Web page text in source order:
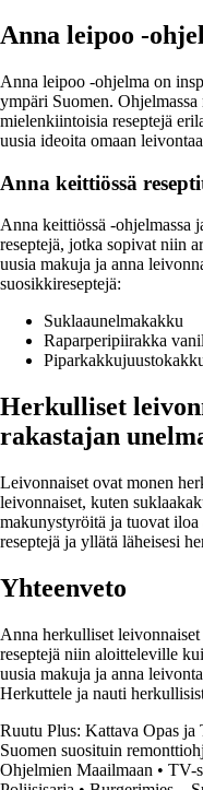
Anna leipoo -
Anna leipoo -ohjelma on
ympäri Suomen.
mielenkiintoisia reseptejä
uusia ideoita omaan
Anna keittiössä
Anna keittiössä -ohjelmassa
reseptejä, jotka sopivat niin
uusia makuja ja anna
suosikkireseptejä:
Suklaaunelmakakku
Raparperipiirakka
Herkulliset
rakastajan
Leivonnaiset ovat monen
leivonnaiset, kuten
makunystyröitä ja tuovat
reseptejä ja yllätä läheisesi
Yhteenveto
Anna herkulliset
reseptejä niin aloitteleville
uusia makuja ja anna
Herkuttele ja nauti
Ruutu Plus: Kattava Opas ja
Suomen suosituin
Ohjelmien Maailmaan • TV-